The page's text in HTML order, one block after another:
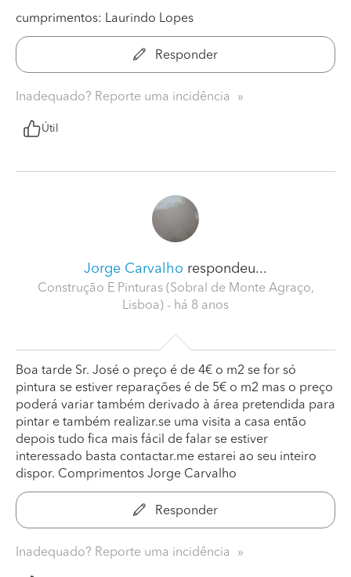
cumprimentos: Laurindo Lopes
Responder
Inadequado? Reporte uma incidência
Útil
Jorge Carvalho respondeu...
Construção E Pinturas (Sobral de Monte Agraço,
Lisboa) - há 8 anos
Boa tarde Sr. José o preço é de 4€ o m2 se for só
pintura se estiver reparações é de 5€ o m2 mas o preço
poderá variar também derivado à área pretendida para
pintar e também realizar.se uma visita a casa então
depois tudo fica mais fácil de falar se estiver
interessado basta contactar.me estarei ao seu inteiro
dispor. Comprimentos Jorge Carvalho
Responder
Inadequado? Reporte uma incidência